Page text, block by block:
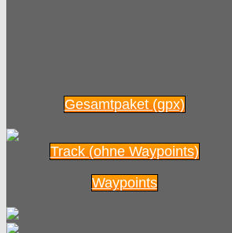
Gesamtpaket (gpx)
Track (ohne Waypoints)
Waypoints